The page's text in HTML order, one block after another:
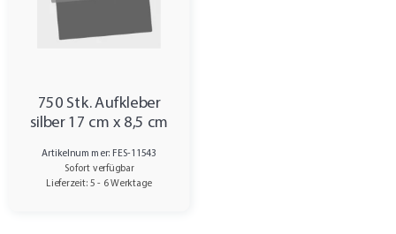
750 Stk. Aufkleber
silber 17 cm x 8,5 cm
Artikelnummer: FES-11543
Sofort verfügbar
Lieferzeit: 5 - 6 Werktage